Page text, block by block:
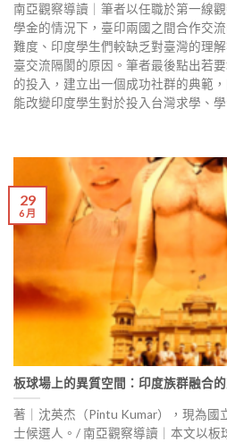
南亞觀察導讀｜筆者以任職於第一線
學金的情況下，臺印兩國之間合作交
難度、印度學生們較缺乏對臺灣的理
臺交流隔閡的原因。筆者最後點出若
的投入，建立出一個成功社群的典範
能改變印度學生對於投入台灣求學、
板球場上的異質空間：印度族群融合
著｜沈英杰（Pintu Kumar），現為國
士候選人。/ 南亞觀察導讀｜本文以板
29
6 月